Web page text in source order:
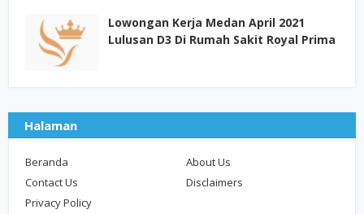
Lowongan Kerja Medan April 2021
Lulusan D3 Di Rumah Sakit Royal Prima
Halaman
Beranda
About Us
Contact Us
Disclaimers
Privacy Policy